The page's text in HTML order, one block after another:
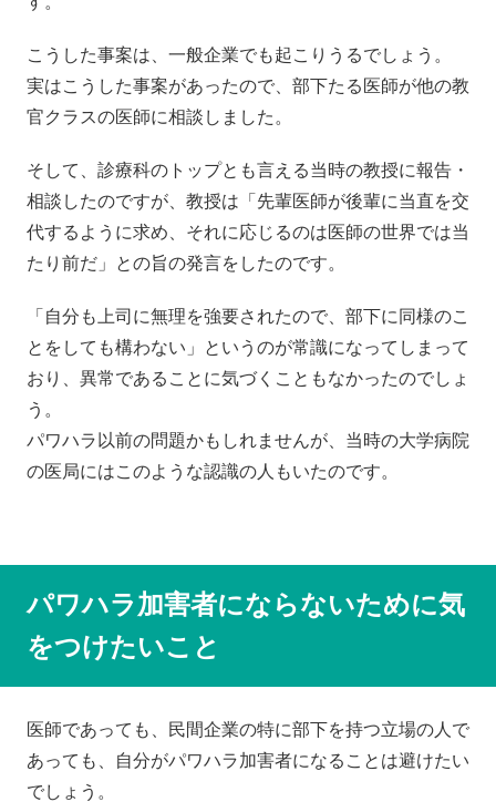
こうした事案は、一般企業でも起こりうるでしょう。
実はこうした事案があったので、部下たる医師が他の教
官クラスの医師に相談しました。
そして、診療科のトップとも言える当時の教授に報告・
相談したのですが、教授は「先輩医師が後輩に当直を交
代するように求め、それに応じるのは医師の世界では当
たり前だ」との旨の発言をしたのです。
「自分も上司に無理を強要されたので、部下に同様のこ
とをしても構わない」というのが常識になってしまって
おり、異常であることに気づくこともなかったのでしょ
う。
パワハラ以前の問題かもしれませんが、当時の大学病院
の医局にはこのような認識の人もいたのです。
パワハラ加害者にならないために気
をつけたいこと
医師であっても、民間企業の特に部下を持つ立場の人で
あっても、自分がパワハラ加害者になることは避けたい
でしょう。